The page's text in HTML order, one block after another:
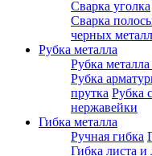
Сварка уголка
Сварка
черных
Рубка металла
Рубка
Рубка
прутка Рубка
нержавейки
Гибка металла
Ручная гибка
Гибка листа и